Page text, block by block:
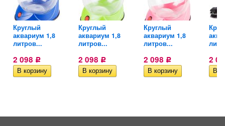
Круглый
аквариум 1,8
литров...
2 098 Р
Круглый
аквариум 1,8
литров...
2 098 Р
Круглый
аквариум 1,8
литров...
2 098 Р 2